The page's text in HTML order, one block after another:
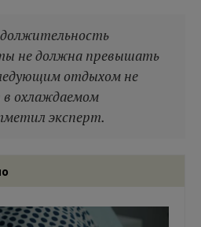
не должна превышать
отдыхом не
охлаждаемом
эксперт.